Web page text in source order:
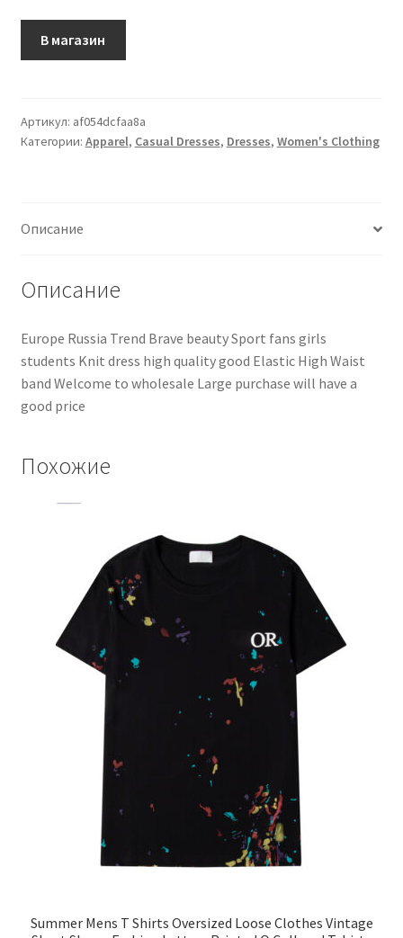
В магазин
Артикул: af054dcfaa8a
Категории: Apparel, Casual Dresses, Dresses, Women's Clothing
Описание
Описание
Europe Russia Trend Brave beauty Sport fans girls
students Knit dress high quality good Elastic High Waist
band Welcome to wholesale Large purchase will have a
good price
Похожие
Summer Mens T Shirts Oversized Loose Clothes Vintage